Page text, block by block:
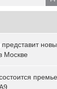
представит
Москве